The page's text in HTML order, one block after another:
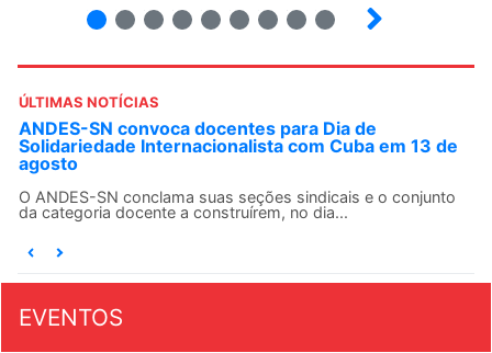
ÚLTIMAS NOTÍCIAS
ANDES-SN convoca docentes para Dia de
Solidariedade Internacionalista com Cuba em 13 de
agosto
O ANDES-SN conclama suas seções sindicais e o conjunto
da categoria docente a construírem, no dia...
EVENTOS